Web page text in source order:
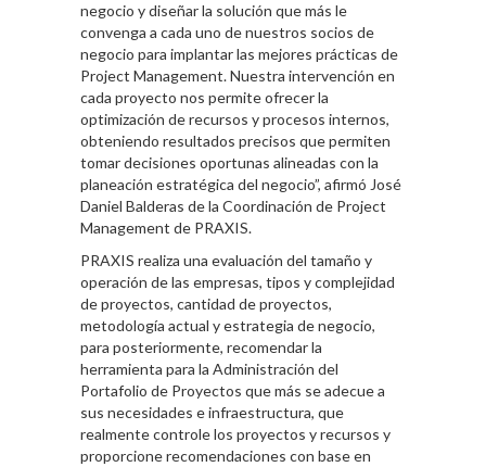
negocio y diseñar la solución que más le
convenga a cada uno de nuestros socios de
negocio para implantar las mejores prácticas de
Project Management. Nuestra intervención en
cada proyecto nos permite ofrecer la
optimización de recursos y procesos internos,
obteniendo resultados precisos que permiten
tomar decisiones oportunas alineadas con la
planeación estratégica del negocio”, afirmó José
Daniel Balderas de la Coordinación de Project
Management de PRAXIS.
PRAXIS realiza una evaluación del tamaño y
operación de las empresas, tipos y complejidad
de proyectos, cantidad de proyectos,
metodología actual y estrategia de negocio,
para posteriormente, recomendar la
herramienta para la Administración del
Portafolio de Proyectos que más se adecue a
sus necesidades e infraestructura, que
realmente controle los proyectos y recursos y
proporcione recomendaciones con base en